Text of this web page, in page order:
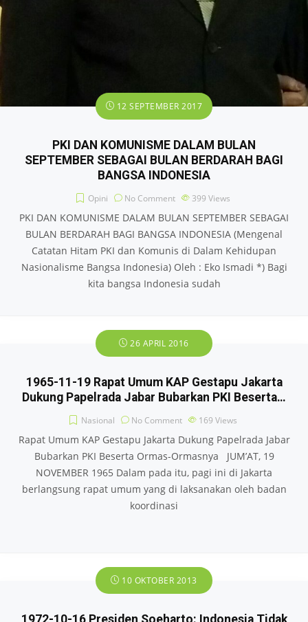
12 SEPTEMBER 2017
PKI DAN KOMUNISME DALAM BULAN
SEPTEMBER SEBAGAI BULAN BERDARAH BAGI
BANGSA INDONESIA
Opini No Comment 399 Views
PKI DAN KOMUNISME DALAM BULAN SEPTEMBER SEBAGAI
BULAN BERDARAH BAGI BANGSA INDONESIA (Mengenal
Catatan Hitam PKI dan Komunis di Dalam Kehidupan
Nasionalisme Bangsa Indonesia) Oleh : Eko Ismadi *) Bagi
kita bangsa Indonesia sudah
26 APRIL 2016
1965-11-19 Rapat Umum KAP Gestapu Jakarta
Dukung Papelrada Jabar Bubarkan PKI Beserta…
Nasional No Comment 169 Views
Rapat Umum KAP Gestapu Jakarta Dukung Papelrada Jabar
Bubarkan PKI Beserta Ormas-Ormasnya JUM’AT, 19
NOVEMBER 1965 Dalam pada itu, pagi ini di Jakarta
berlangsung rapat umum yang di laksanakan oleh badan
koordinasi
10 OKTOBER 2013
1972-10-16 Presiden Soeharto: Indonesia Tidak